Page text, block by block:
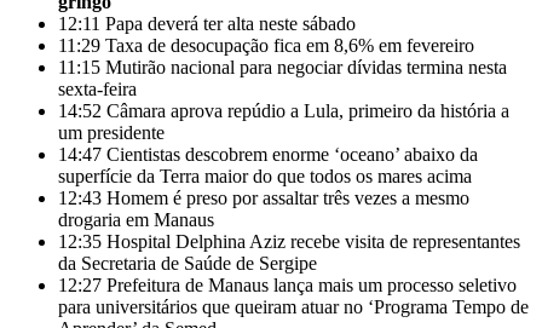
12:11 Papa deverá ter alta neste sábado
11:29 Taxa de desocupação fica em 8,6% em fevereiro
11:15 Mutirão nacional para negociar dívidas termina nesta
sexta-feira
14:52 Câmara aprova repúdio a Lula, primeiro da história a
um presidente
14:47 Cientistas descobrem enorme ‘oceano’ abaixo da
superfície da Terra maior do que todos os mares acima
12:43 Homem é preso por assaltar três vezes a mesmo
drogaria em Manaus
12:35 Hospital Delphina Aziz recebe visita de representantes
da Secretaria de Saúde de Sergipe
12:27 Prefeitura de Manaus lança mais um processo seletivo
para universitários que queiram atuar no ‘Programa Tempo de